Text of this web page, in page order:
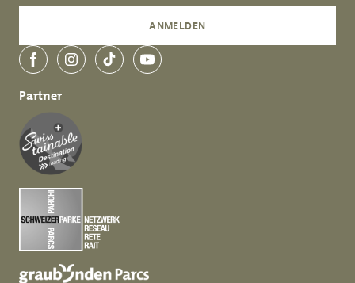
ANMELDEN
FacebookInstagramTikTokYouTube
Partner